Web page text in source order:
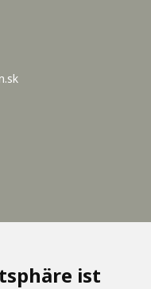
ist